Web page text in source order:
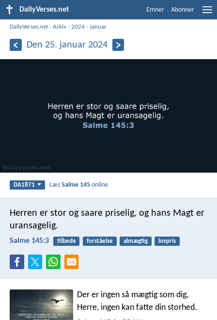
DailyVerses.net Emner Abonner
DailyVerses.net ›Arkiv ›2024 ›Januar
Den 25. januar 2024
DA1871 LæsSalme 145 online
Herren er stor og saare priselig, og hans Magt er
uransagelig.
Salme 145:3 tilbede forståelse almægtig lovpris
Der er ingen så mægtig som dig,
Herre, ingen kan fatte din storhed.